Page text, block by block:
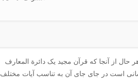
از آنجا که قرآن مجید یک دائرة المعارف
است در جای جای آن به تناسب آیات مختلف